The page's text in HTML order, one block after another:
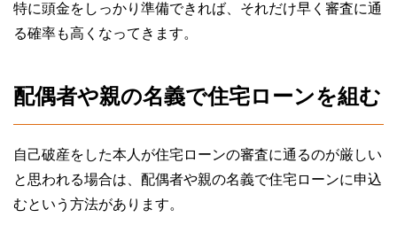
特に頭金をしっかり準備できれば、それだけ早く審査に通
る確率も高くなってきます。
配偶者や親の名義で住宅ローンを組む
自己破産をした本人が住宅ローンの審査に通るのが厳しい
と思われる場合は、配偶者や親の名義で住宅ローンに申込
むという方法があります。